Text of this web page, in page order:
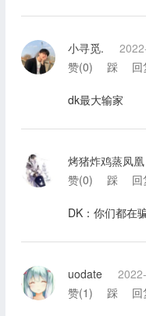
小寻觅.
赞(0) 踩 回
dk最大输家
烤猪炸鸡蒸凤凰
赞(0) 踩 回
DK：你们都在
uodate
赞(1) 踩 回